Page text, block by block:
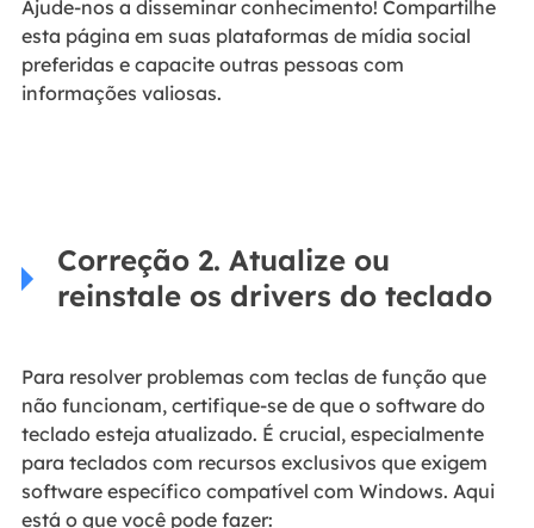
Ajude-nos a disseminar conhecimento! Compartilhe
esta página em suas plataformas de mídia social
preferidas e capacite outras pessoas com
informações valiosas.
Correção 2. Atualize ou
reinstale os drivers do teclado
Para resolver problemas com teclas de função que
não funcionam, certifique-se de que o software do
teclado esteja atualizado. É crucial, especialmente
para teclados com recursos exclusivos que exigem
software específico compatível com Windows. Aqui
está o que você pode fazer: